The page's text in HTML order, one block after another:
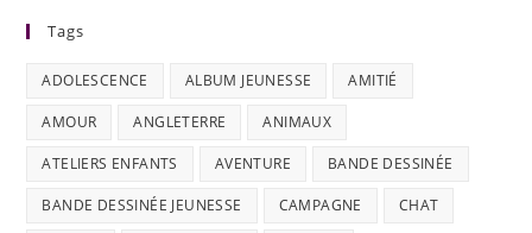
Tags
ADOLESCENCE ALBUM JEUNESSE AMITIÉ
AMOUR ANGLETERRE ANIMAUX
ATELIERS ENFANTS AVENTURE BANDE DESSINÉE
BANDE DESSINÉE JEUNESSE CAMPAGNE CHAT